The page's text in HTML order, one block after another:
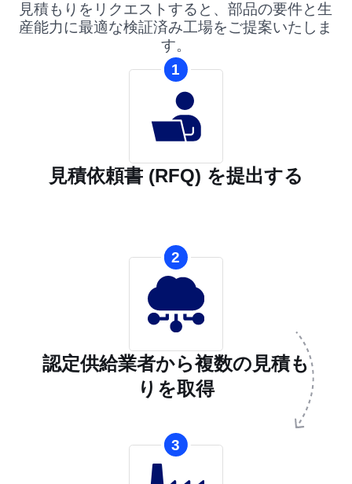
見積もりをリクエストすると、部品の要件と生
産能力に最適な検証済み工場をご提案いたしま
す。
1
見積依頼書 (RFQ) を提出する
2
認定供給業者から複数の見積も
りを取得
3